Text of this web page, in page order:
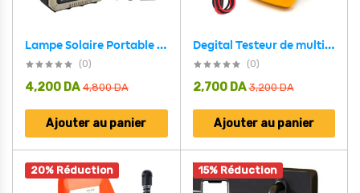
Lampe Solaire Portable Avec Kit de Tournevis et Outils
(0)
4,800DA
4,200 DA
Ajouter au panier
Degital Testeur de multimètre numérique intelligent DT9205A
(0)
3,200DA
2,700 DA
Ajouter au panier
20% Réduction 15% Réduction